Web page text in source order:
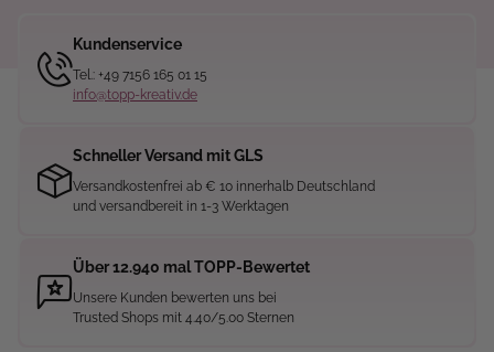
Kundenservice
Tel.: +49 7156 165 01 15
info@topp-kreativ.de
Schneller Versand mit GLS
Versandkostenfrei ab € 10 innerhalb Deutschland
und versandbereit in 1-3 Werktagen
Über 12.940 mal TOPP-Bewertet
Unsere Kunden bewerten uns bei
Trusted Shops mit 4.40/5.00 Sternen